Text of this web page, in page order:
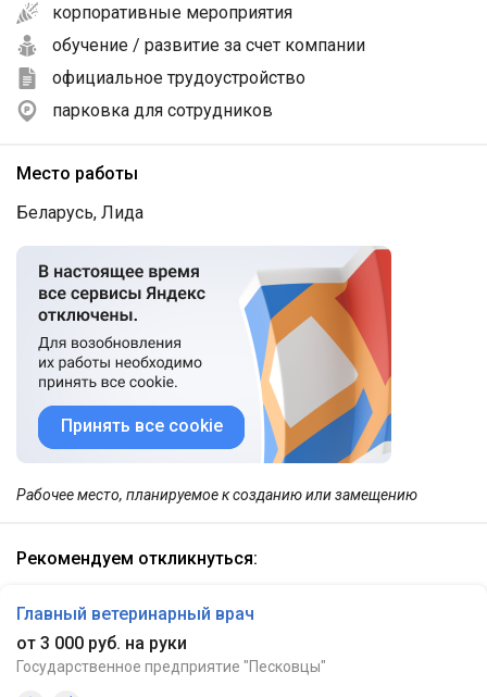
корпоративные мероприятия
обучение / развитие за счет компании
официальное трудоустройство
парковка для сотрудников
Место работы
Беларусь, Лида
Принять все cookie
Рабочее место, планируемое к созданию или замещению
Рекомендуем откликнуться:
Главный ветеринарный врач
от 3 000 руб. на руки
Государственное предприятие "Песковцы"